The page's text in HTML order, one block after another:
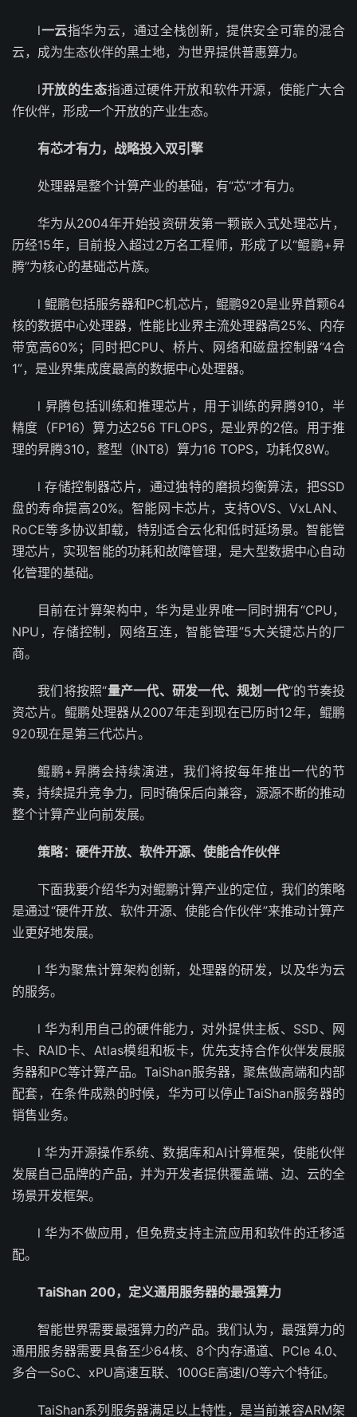
l一云指华为云，通过全栈创新，提供安全可靠的混合
云，成为生态伙伴的黑土地，为世界提供普惠算力。
l开放的生态指通过硬件开放和软件开源，使能广大合
作伙伴，形成一个开放的产业生态。
有芯才有力，战略投入双引擎
处理器是整个计算产业的基础，有“芯”才有力。
华为从2004年开始投资研发第一颗嵌入式处理芯片，
历经15年，目前投入超过2万名工程师，形成了以“鲲鹏+昇
腾”为核心的基础芯片族。
l 鲲鹏包括服务器和PC机芯片，鲲鹏920是业界首颗64
核的数据中心处理器，性能比业界主流处理器高25%、内存
带宽高60%；同时把CPU、桥片、网络和磁盘控制器“4合
1”，是业界集成度最高的数据中心处理器。
l 昇腾包括训练和推理芯片，用于训练的昇腾910，半
精度（FP16）算力达256 TFLOPS，是业界的2倍。用于推
理的昇腾310，整型（INT8）算力16 TOPS，功耗仅8W。
l 存储控制器芯片，通过独特的磨损均衡算法，把SSD
盘的寿命提高20%。智能网卡芯片，支持OVS、VxLAN、
RoCE等多协议卸载，特别适合云化和低时延场景。智能管
理芯片，实现智能的功耗和故障管理，是大型数据中心自动
化管理的基础。
目前在计算架构中，华为是业界唯一同时拥有“CPU，
NPU，存储控制，网络互连，智能管理”5大关键芯片的厂
商。
我们将按照“量产一代、研发一代、规划一代”的节奏投
资芯片。鲲鹏处理器从2007年走到现在已历时12年，鲲鹏
920现在是第三代芯片。
鲲鹏+昇腾会持续演进，我们将按每年推出一代的节
奏，持续提升竞争力，同时确保后向兼容，源源不断的推动
整个计算产业向前发展。
策略：硬件开放、软件开源、使能合作伙伴
下面我要介绍华为对鲲鹏计算产业的定位，我们的策略
是通过“硬件开放、软件开源、使能合作伙伴”来推动计算产
业更好地发展。
l 华为聚焦计算架构创新，处理器的研发，以及华为云
的服务。
l 华为利用自己的硬件能力，对外提供主板、SSD、网
卡、RAID卡、Atlas模组和板卡，优先支持合作伙伴发展服
务器和PC等计算产品。TaiShan服务器，聚焦做高端和内部
配套，在条件成熟的时候，华为可以停止TaiShan服务器的
销售业务。
l 华为开源操作系统、数据库和AI计算框架，使能伙伴
发展自己品牌的产品，并为开发者提供覆盖端、边、云的全
场景开发框架。
l 华为不做应用，但免费支持主流应用和软件的迁移适
配。
TaiShan 200，定义通用服务器的最强算力
智能世界需要最强算力的产品。我们认为，最强算力的
通用服务器需要具备至少64核、8个内存通道、PCIe 4.0、
多合一SoC、xPU高速互联、100GE高速I/O等六个特征。
TaiShan系列服务器满足以上特性，是当前兼容ARM架